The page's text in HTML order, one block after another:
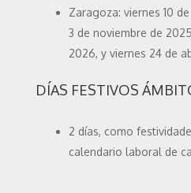
Zaragoza: viernes 10
3 de noviembre de
2026, y viernes 24 de
DÍAS FESTIVOS
2 días, como
calendario laboral de